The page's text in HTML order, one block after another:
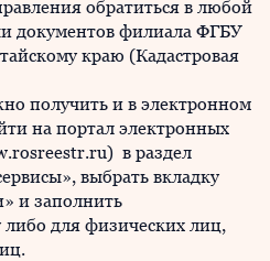
обратиться в любой
документов филиала ФГБУ
краю (Кадастровая
получить и в электронном
на портал электронных
в раздел
выбрать вкладку
и заполнить
для физических лиц,